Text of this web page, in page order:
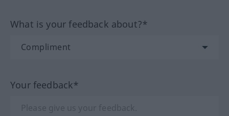
What is your feedback about?*
Your feedback*